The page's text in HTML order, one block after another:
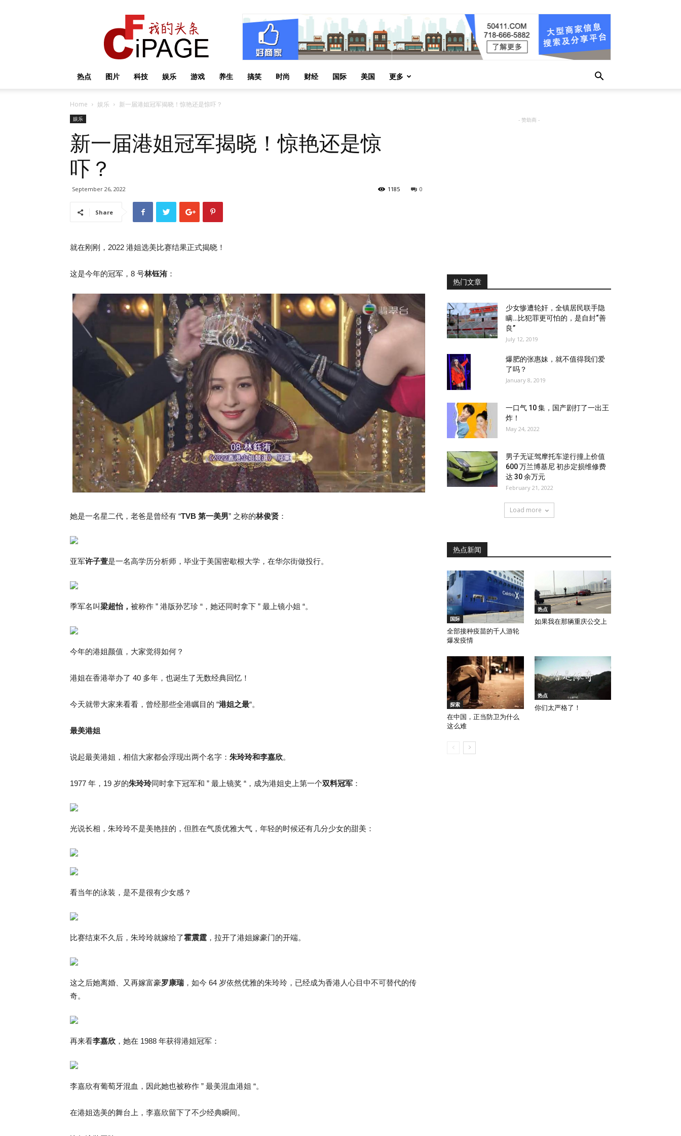
热点 图片 科技 娱乐 游戏 养生 搞笑 时尚 财经 国际 美国 更多
Home 娱乐 新一届港姐冠军揭晓！惊艳还是惊吓？
娱乐
新一届港姐冠军揭晓！惊艳还是惊
吓？
September 26, 2022 0
1185
Share
就在刚刚，2022 港姐选美比赛结果正式揭晓！
这是今年的冠军，8 号林钰洧 ：
她是一名星二代，老爸是曾经有 “TVB 第一美男” 之称的林俊贤 ：
亚军许子萱是一名高学历分析师，毕业于美国密歇根大学，在华尔街做投行。
季军名叫梁超怡， 被称作 ” 港版孙艺珍 “，她还同时拿下 ” 最上镜小姐 “。
今年的港姐颜值，大家觉得如何？
港姐在香港举办了 40 多年，也诞生了无数经典回忆！
今天就带大家来看看，曾经那些全港瞩目的 “港姐之最“。
最美港姐
说起最美港姐，相信大家都会浮现出两个名字： 朱玲玲和李嘉欣。
1977 年，19 岁的朱玲玲同时拿下冠军和 ” 最上镜奖 “，成为港姐史上第一个双料冠军 ：
光说长相，朱玲玲不是美艳挂的，但胜在气质优雅大气，年轻的时候还有几分少女的甜美：
看当年的泳装，是不是很有少女感？
比赛结束不久后，朱玲玲就嫁给了霍震霆 ，拉开了港姐嫁豪门的开端。
这之后她离婚、又再嫁富豪罗康瑞，如今 64 岁依然优雅的朱玲玲，已经成为香港人心目中不可替代的传
奇。
再来看李嘉欣 ，她在 1988 年获得港姐冠军：
李嘉欣有葡萄牙混血，因此她也被称作 ” 最美混血港姐 “。
在港姐选美的舞台上，李嘉欣留下了不少经典瞬间。
- 赞助商 -
热门文章
少女惨遭轮奸，全镇居民联手隐
瞒…比犯罪更可怕的，是自封“善
良”
July 12, 2019
爆肥的张惠妹，就不值得我们爱
了吗？
January 8, 2019
一口气 10 集，国产剧打了一出王
炸！
May 24, 2022
男子无证驾摩托车逆行撞上价值
600 万兰博基尼 初步定损维修费
达 30 余万元
February 21, 2022
Load more
热点新闻
国际
全部接种疫苗的千人游轮
爆发疫情
热点
如果我在那辆重庆公交上
探索
在中国，正当防卫为什么
这么难
热点
你们太严格了！